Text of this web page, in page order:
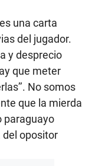
una carta
del jugador.
y desprecio
que meter
No somos
que la mierda
paraguayo
del opositor